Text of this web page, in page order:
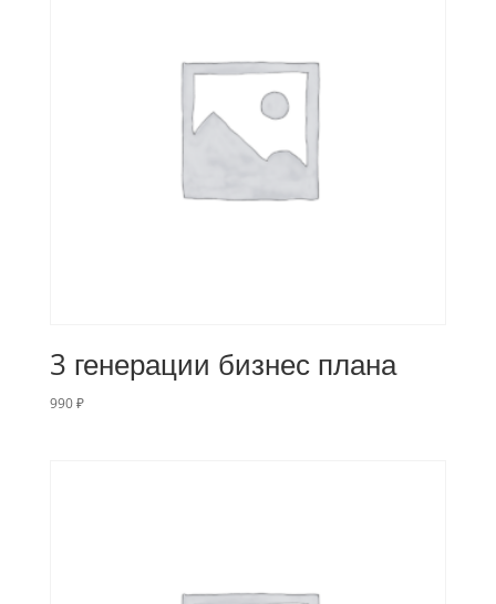
3 генерации бизнес плана
990₽